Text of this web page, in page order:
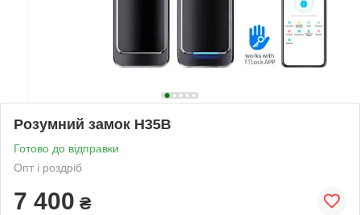
Розумний замок H35B
Готово до відправки
Опт і роздріб
7 400 ₴